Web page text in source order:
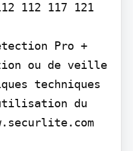
112 117 121
Pro +
ou de veille
techniques
du